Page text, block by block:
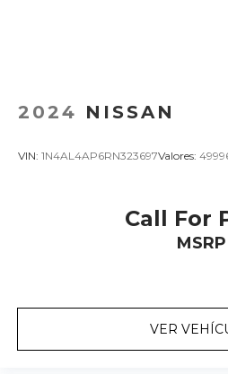
2024 NISSAN
VIN: 1N4AL4AP6RN323697Valores:
Call For
MSRP
VER